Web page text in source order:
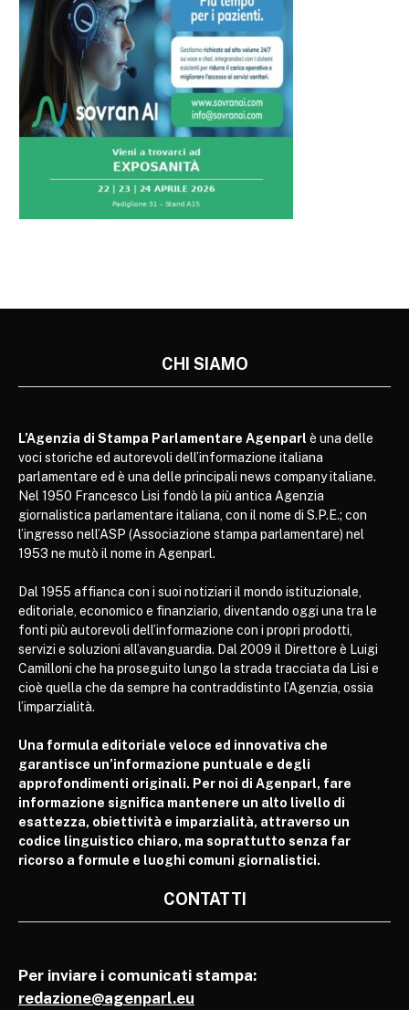
CHI SIAMO
L’Agenzia di Stampa Parlamentare Agenparl è una delle
voci storiche ed autorevoli dell’informazione italiana
parlamentare ed è una delle principali news company italiane.
Nel 1950 Francesco Lisi fondò la più antica Agenzia
giornalistica parlamentare italiana, con il nome di S.P.E.; con
l’ingresso nell’ASP (Associazione stampa parlamentare) nel
1953 ne mutò il nome in Agenparl.
Dal 1955 affianca con i suoi notiziari il mondo istituzionale,
editoriale, economico e finanziario, diventando oggi una tra le
fonti più autorevoli dell’informazione con i propri prodotti,
servizi e soluzioni all’avanguardia. Dal 2009 il Direttore è Luigi
Camilloni che ha proseguito lungo la strada tracciata da Lisi e
cioè quella che da sempre ha contraddistinto l’Agenzia, ossia
l’imparzialità.
Una formula editoriale veloce ed innovativa che
garantisce un’informazione puntuale e degli
approfondimenti originali. Per noi di Agenparl, fare
informazione significa mantenere un alto livello di
esattezza, obiettività e imparzialità, attraverso un
codice linguistico chiaro, ma soprattutto senza far
ricorso a formule e luoghi comuni giornalistici.
CONTATTI
Per inviare i comunicati stampa:
redazione@agenparl.eu